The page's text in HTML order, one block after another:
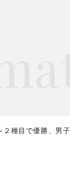
種目で優勝、男